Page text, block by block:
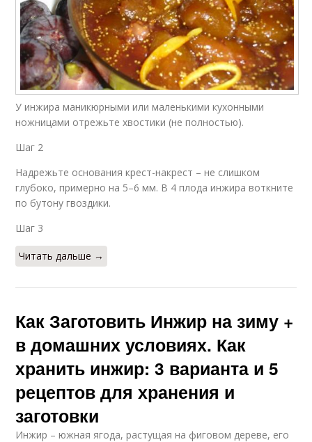
У инжира маникюрными или маленькими кухонными
ножницами отрежьте хвостики (не полностью).
Шаг 2
Надрежьте основания крест-накрест – не слишком
глубоко, примерно на 5–6 мм. В 4 плода инжира воткните
по бутону гвоздики.
Шаг 3
Читать дальше →
Как Заготовить Инжир на зиму +
в домашних условиях. Как
хранить инжир: 3 варианта и 5
рецептов для хранения и
заготовки
Инжир – южная ягода, растущая на фиговом дереве, его